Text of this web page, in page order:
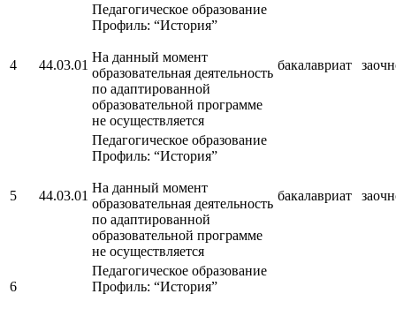
4 44.03.01
Педагогическое образование
Профиль: “История”
На данный момент
образовательная деятельность
по адаптированной
образовательной программе
не осуществляется
бакалавриат
5 44.03.01
Педагогическое образование
Профиль: “История”
На данный момент
образовательная деятельность
по адаптированной
образовательной программе
не осуществляется
бакалавриат
6
Педагогическое образование
Профиль: “История”